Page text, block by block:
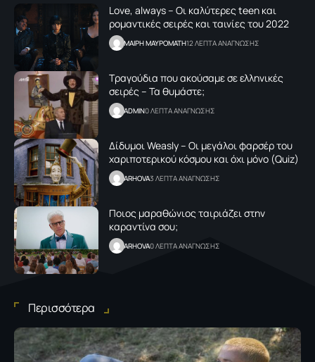
Love, always – Οι καλύτερες teen και
ρομαντικές σειρές και ταινίες του 2022
MΑΙΡΗ ΜΑΥΡΟΜΑΤΗ12 ΛΕΠΤΑ ΑΝΑΓΝΩΣΗΣ
Τραγούδια που ακούσαμε σε ελληνικές
σειρές – Τα θυμάστε;
ADMIN0 ΛΕΠΤΑ ΑΝΑΓΝΩΣΗΣ
Δίδυμοι Weasly – Οι μεγάλοι φαρσέρ του
χαριποτερικού κόσμου και όχι μόνο (Quiz)
ARHOVA3 ΛΕΠΤΑ ΑΝΑΓΝΩΣΗΣ
Ποιος μαραθώνιος ταιριάζει στην
καραντίνα σου;
ARHOVA0 ΛΕΠΤΑ ΑΝΑΓΝΩΣΗΣ
Περισσότερα